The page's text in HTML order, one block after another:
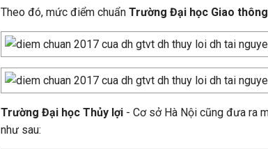
Theo đó, mức điểm chuẩn Trường Đại học Giao
Trường Đại học Thủy lợi - Cơ sở Hà Nội cũng đưa ra
như sau: